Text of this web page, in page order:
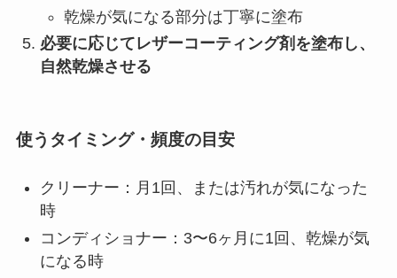
乾燥が気になる部分は丁寧に塗布
必要に応じてレザーコーティング剤を塗布し、
自然乾燥させる
使うタイミング・頻度の目安
クリーナー：月1回、または汚れが気になった
時
コンディショナー：3〜6ヶ月に1回、乾燥が気
になる時